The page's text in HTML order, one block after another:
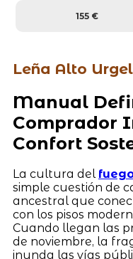
155 €
Leña Alto Urgel
Manual
Comprador
Confort
La cultura del
simple cuestión de
ancestral que
con los pisos
Cuando llegan las
de noviembre, la
inunda las vías